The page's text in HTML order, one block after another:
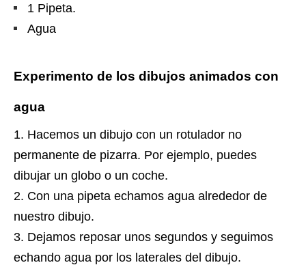
1 Pipeta.
Agua
Experimento de los dibujos animados con
agua
Hacemos un dibujo con un rotulador no
permanente de pizarra. Por ejemplo, puedes
dibujar un globo o un coche.
Con una pipeta echamos agua alrededor de
nuestro dibujo.
Dejamos reposar unos segundos y seguimos
echando agua por los laterales del dibujo.